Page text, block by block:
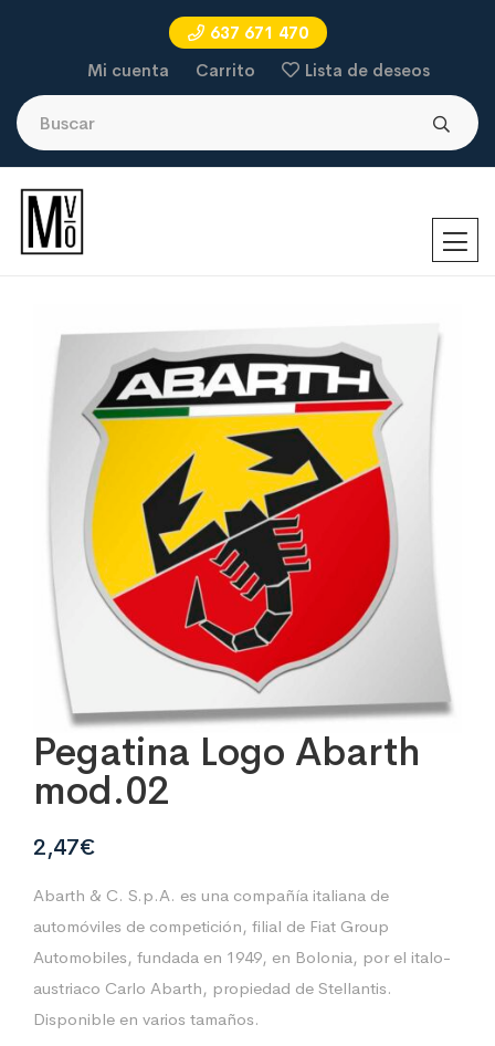
637 671 470
Mi cuenta
Carrito Lista de deseos
Pegatina Logo Abarth
mod.02
2,47€
Abarth & C. S.p.A. es una compañía italiana de
automóviles de competición, filial de Fiat Group
Automobiles, fundada en 1949, en Bolonia, por el italo-
austriaco Carlo Abarth, propiedad de Stellantis.
Disponible en varios tamaños.